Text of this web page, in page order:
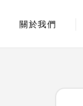
關於我們